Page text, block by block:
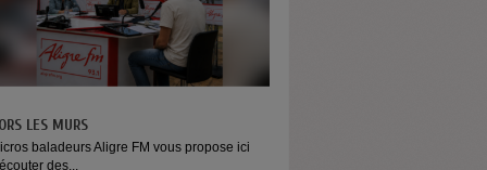
LES MURS
baladeurs Aligre FM vous propose ici
des...